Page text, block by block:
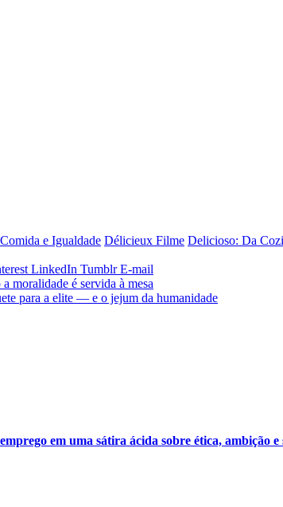
Comida e Igualdade Délicieux Filme Delicioso: Da
LinkedIn Tumblr E-mail
moralidade é servida à mesa
para a elite — e o jejum da humanidade
em uma sátira ácida sobre ética, ambição